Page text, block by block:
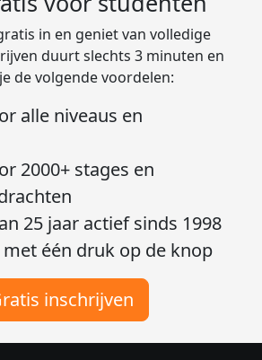
in en geniet van volledige
duurt slechts 3 minuten en
de volgende voordelen:
alle niveaus en
2000+ stages en
25 jaar actief sinds 1998
één druk op de knop
inschrijven